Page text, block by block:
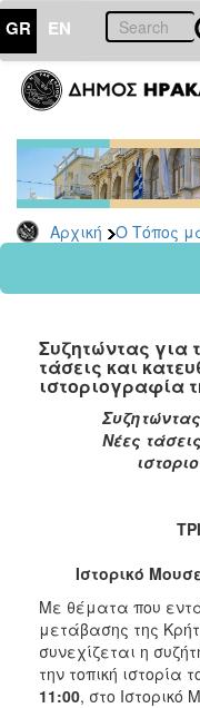
GR EN
Αρχική Ο Τόπος
ΤΟΠΟΣ
ΜΑΣ
Ανακοινώσεις
Αρχείο
2026
2024
2022
2021
2020
2012
2011
Συζητώντας για
τάσεις και
ιστοριογραφία
Νέες
Ιστορικό
Με θέματα που
μετάβασης της
συνεχίζεται η
την τοπική ιστορία
11:00, στο Ιστορικό